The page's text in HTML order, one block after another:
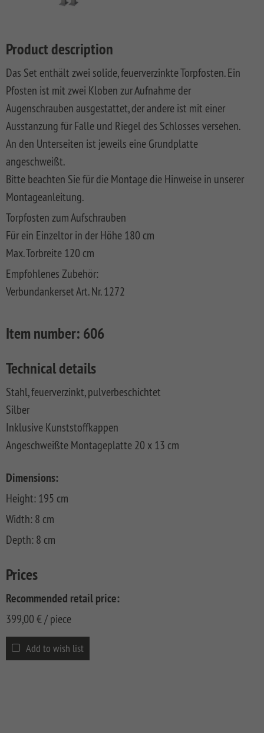
BOARD
SYSTEM
GLAS
SYSTEM
ALU
SYSTEM
ALU
PLUS
SYSTEM
RHOMBUS
SYSTEM
FLOW
SYSTEM
PLATINUM
WPC
XL
SYSTEM
WPC
PLATINUM
WPC
XL
WPC
CLASSIC
LICHT
SYSTEM
NEO
HOLZ
SYSTEM
RHOMBUS
HOLZ
SYSTEM
SYSTEM
ALU
XL
SYSTEM
ALU
PLUS
SYSTEM
FLOW
WPC
JUMBO
WPC
SYSTEM
NEO
WPC
PLATINUM
SYSTEM
WPC
PLATINUM
XL
SYSTEM
WPC
PLATINUM
SYSTEM
WPC
SYSTEM
Mesh
WEAVE
LÜX
WEAVE
Softwood
Fences,
Coulour
Varnished
Softwood
Fences,
VPI
Wood
Fences
SYSTEM
NEO
HOLZ
SYSTEM
RHOMBUS
HOLZ
HOLZ
DESIGN
ARZAGO
GADA
BAMBU
&
Co
CARA
LONGLIFE
CARA
Of
And
Metal
SYSTEM
RHOMBUS
Front
Garden
Fence
SQUADRA
Front
Garden
Fence
AROS
RAJA
ALU
XL
ALU
RAJA
Wooden
Front
Garden
Fences
KIBU
Thermo-
Holz
RAJA
Hardwood
WPC
DREAMDECK
WPC
BICOLOR
DREAMDECK
WPC
PLUS
DREAMDECK
Lichtsystem
WPC
Floor
Planks
Floor
Planks
Planks
PRO
Sandboxes
and
Playground
Equipment
Playcenter
And
Swings
Public
Playgrounds
Planters
Pflanzkästen
Rhombus
Planters
WPC
Planters
Softwood
Planters
pressure
impregnated
Wish
list(0)
Videos
Videos
Materialkunde
Aufbauanleitungen
Händlersuche
Händlersuche
Aufbauanleitungen
Materialkunde
Product description
Das Set enthält zwei solide, feuerverzinkte Torpfosten. Ein
Pfosten ist mit zwei Kloben zur Aufnahme der
Augenschrauben ausgestattet, der andere ist mit einer
Ausstanzung für Falle und Riegel des Schlosses versehen.
An den Unterseiten ist jeweils eine Grundplatte
angeschweißt.
Bitte beachten Sie für die Montage die Hinweise in unserer
Montageanleitung.
Torpfosten zum Aufschrauben
Für ein Einzeltor in der Höhe 180 cm
Max. Torbreite 120 cm
Empfohlenes Zubehör:
Verbundankerset Art. Nr. 1272
Item number: 606
Technical details
Stahl, feuerverzinkt, pulverbeschichtet
Silber
Inklusive Kunststoffkappen
Angeschweißte Montageplatte 20 x 13 cm
Dimensions:
Height: 195 cm
Width: 8 cm
Depth: 8 cm
Prices
Recommended retail price:
399,00 €/ piece
Add to wish list